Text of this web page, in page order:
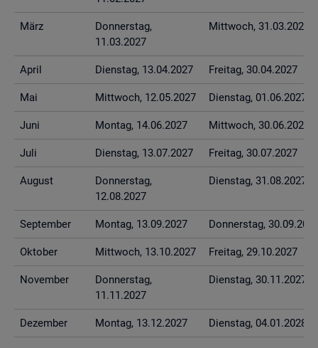
März
Don­ners­tag,
11.03.2027
Mitt­woch, 31.03.2027
April Diens­tag, 13.04.2027 Frei­tag, 30.04.2027
Mai Mitt­woch, 12.05.2027 Diens­tag, 01.06.2027
Juni Mon­tag, 14.06.2027 Mitt­woch, 30.06.2027
Juli Diens­tag, 13.07.2027 Frei­tag, 30.07.2027
Au­gust
Don­ners­tag,
12.08.2027
Diens­tag, 31.08.2027
Sep­tem­ber Mon­tag, 13.09.2027 Don­ners­tag,
Ok­to­ber Mitt­woch, 13.10.2027 Frei­tag, 29.10.2027
No­vem­ber
Don­ners­tag,
11.11.2027
Diens­tag, 30.11.2027
De­zem­ber Mon­tag, 13.12.2027 Diens­tag, 04.01.2028